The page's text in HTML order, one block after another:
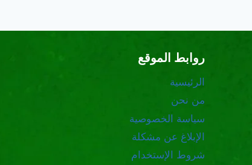
روابط الموقع
الرئيسية
من نحن
سياسة الخصوصية
الإبلاغ عن مشكلة
شروط الإستخدام